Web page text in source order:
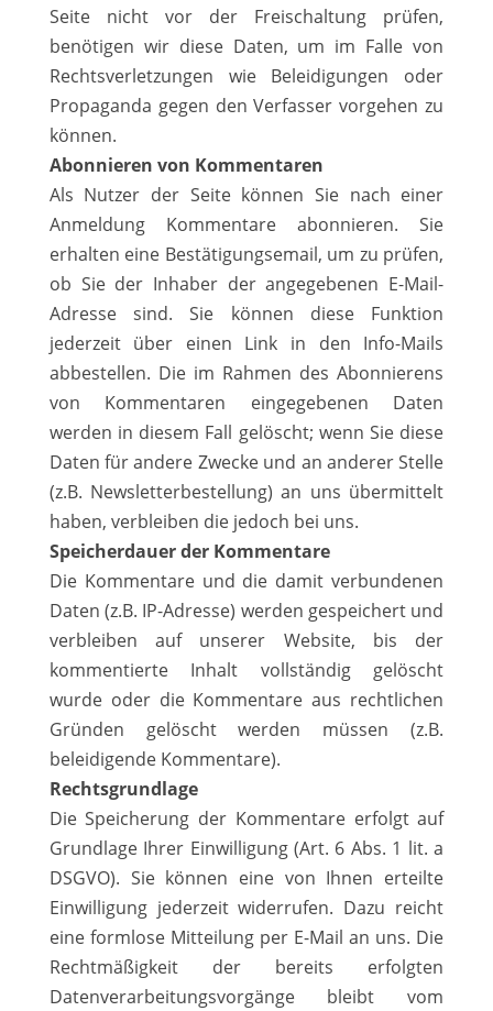
Seite nicht vor der Freischaltung prüfen,
benötigen wir diese Daten, um im Falle von
Rechtsverletzungen wie Beleidigungen oder
Propaganda gegen den Verfasser vorgehen zu
können.
Abonnieren von Kommentaren
Als Nutzer der Seite können Sie nach einer
Anmeldung Kommentare abonnieren. Sie
erhalten eine Bestätigungsemail, um zu prüfen,
ob Sie der Inhaber der angegebenen E-Mail-
Adresse sind. Sie können diese Funktion
jederzeit über einen Link in den Info-Mails
abbestellen. Die im Rahmen des Abonnierens
von Kommentaren eingegebenen Daten
werden in diesem Fall gelöscht; wenn Sie diese
Daten für andere Zwecke und an anderer Stelle
(z.B. Newsletterbestellung) an uns übermittelt
haben, verbleiben die jedoch bei uns.
Speicherdauer der Kommentare
Die Kommentare und die damit verbundenen
Daten (z.B. IP-Adresse) werden gespeichert und
verbleiben auf unserer Website, bis der
kommentierte Inhalt vollständig gelöscht
wurde oder die Kommentare aus rechtlichen
Gründen gelöscht werden müssen (z.B.
beleidigende Kommentare).
Rechtsgrundlage
Die Speicherung der Kommentare erfolgt auf
Grundlage Ihrer Einwilligung (Art. 6 Abs. 1 lit. a
DSGVO). Sie können eine von Ihnen erteilte
Einwilligung jederzeit widerrufen. Dazu reicht
eine formlose Mitteilung per E-Mail an uns. Die
Rechtmäßigkeit der bereits erfolgten
Datenverarbeitungsvorgänge bleibt vom